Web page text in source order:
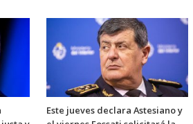
Este jueves declara Astesiano y